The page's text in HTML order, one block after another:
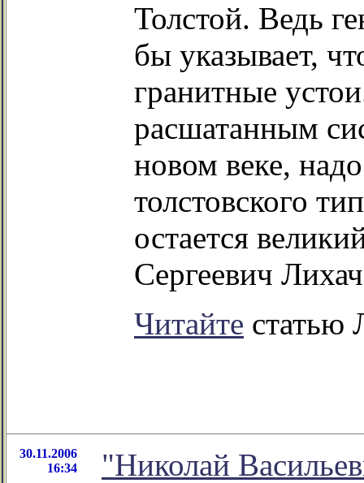
Толстой. Ведь
бы указывает,
гранитные
расшатанным
новом веке,
толстовского
остается
Сергеевич
Читайте статью
30.11.2006
16:34
"Николай